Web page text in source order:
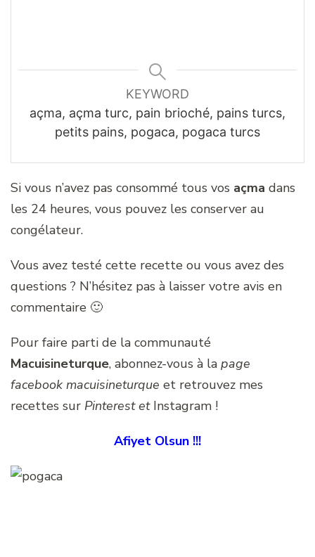
KEYWORD
açma, açma turc, pain brioché, pains turcs,
petits pains, pogaca, pogaca turcs
Si vous n’avez pas consommé tous vos açma dans
les 24 heures, vous pouvez les conserver au
congélateur.
Vous avez testé cette recette ou vous avez des
questions ? N’hésitez pas à laisser votre avis en
commentaire 🙂
Pour faire parti de la communauté
Macuisineturque, abonnez-vous à la page
facebook macuisineturque et retrouvez mes
recettes sur Pinterest et Instagram !
Afiyet Olsun !!!